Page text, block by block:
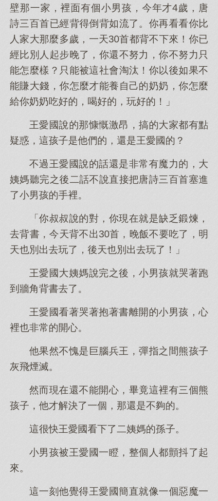
壁那一家，裡面有個小男孩，今年才4歲，唐
詩三百首已經背得倒背如流了。你再看看你比
人家大那麼多歲，一天30首都背不下來！你已
經比別人起步晚了，你還不努力，你不努力只
能怎麼樣？只能被這社會淘汰！你以後如果不
能賺大錢，你怎麼才能養自己的奶奶，你怎麼
給你奶奶吃好的，喝好的，玩好的！」
王愛國說的那慷慨激昂，搞的大家都有點
疑惑，這孩子是他們的，還是王愛國的？
不過王愛國說的話還是非常有魔力的，大
姨媽聽完之後二話不說直接把唐詩三百首塞進
了小男孩的手裡。
「你叔叔說的對，你現在就是缺乏鍛煉，
去背書，今天背不出30首，晚飯不要吃了，明
天也別出去玩了，後天也別出去玩了！」
王愛國大姨媽說完之後，小男孩就哭著跑
到牆角背書去了。
王愛國看著哭著抱著書離開的小男孩，心
裡也非常的開心。
他果然不愧是巨腦兵王，彈指之間熊孩子
灰飛煙滅。
然而現在還不能開心，畢竟這裡有三個熊
孩子，他才解決了一個，那還是不夠的。
這很快王愛國看下了二姨媽的孫子。
小男孩被王愛國一瞪，整個人都顫抖了起
來。
這一刻他覺得王愛國簡直就像一個惡魔一